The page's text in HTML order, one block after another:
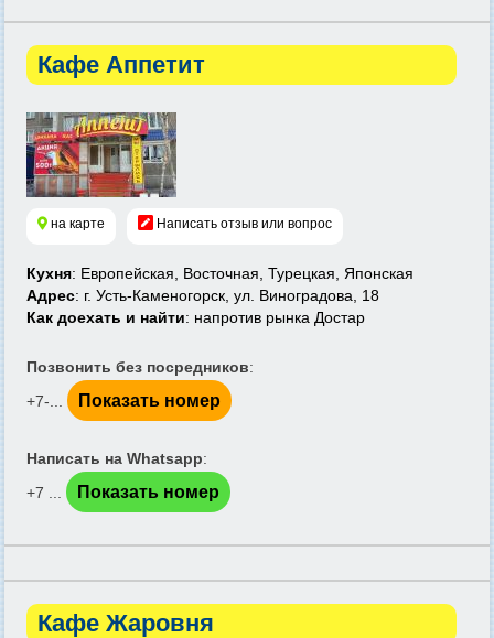
Кафе Аппетит
на карте Написать отзыв или вопрос
Кухня: Европейская, Восточная, Турецкая, Японская
Адрес: г. Усть-Каменогорск, ул. Виноградова, 18
Как доехать и найти: напротив рынка Достар
Позвонить без посредников:
+7-...
Показать номер
Написать на Whatsapp:
+7 ...
Показать номер
Кафе Жаровня